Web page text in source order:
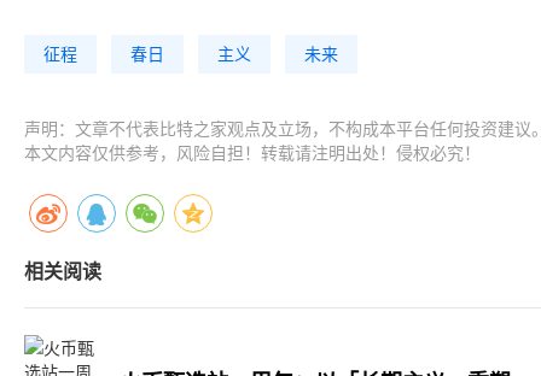
征程 春日 主义 未来
声明：文章不代表比特之家观点及立场，不构成本平台任何投资建
本文内容仅供参考，风险自担！转载请注明出处！侵权必究！
相关阅读